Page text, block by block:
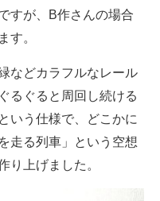
すが、B作さんの場合
す。
などカラフルなレール
るぐると周回し続ける
いう仕様で、どこかに
走る列車」という空想
り上げました。